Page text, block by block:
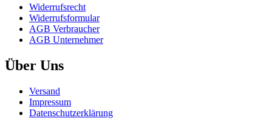
Widerrufs­recht
Widerrufs­formular
AGB Verbraucher
AGB Unternehmer
Über Uns
Versand
Impressum
Daten­schutz­erklärung